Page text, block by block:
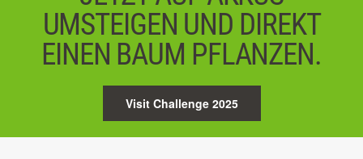
UMSTEIGEN UND DIREKT
EINEN BAUM PFLANZEN.
Visit Challenge 2025